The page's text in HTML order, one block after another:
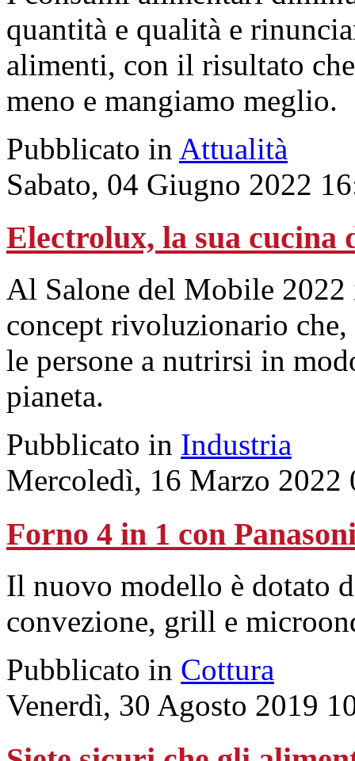
quantità e qualità e
alimenti, con il risultato
meno e mangiamo meglio.
Pubblicato in Attualità
Sabato, 04 Giugno 2022
Electrolux, la sua cucina
Al Salone del Mobile 2022
concept rivoluzionario
le persone a nutrirsi in
pianeta.
Pubblicato in Industria
Mercoledì, 16 Marzo 2022
Forno 4 in 1 con
Il nuovo modello è dotato
convezione, grill e
Pubblicato in Cottura
Venerdì, 30 Agosto 2019